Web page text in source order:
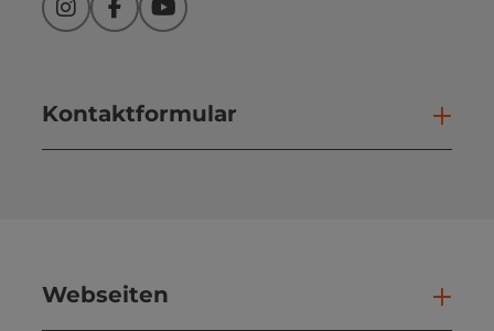
InstagramFacebookYouTube
Kontaktformular
Webseiten